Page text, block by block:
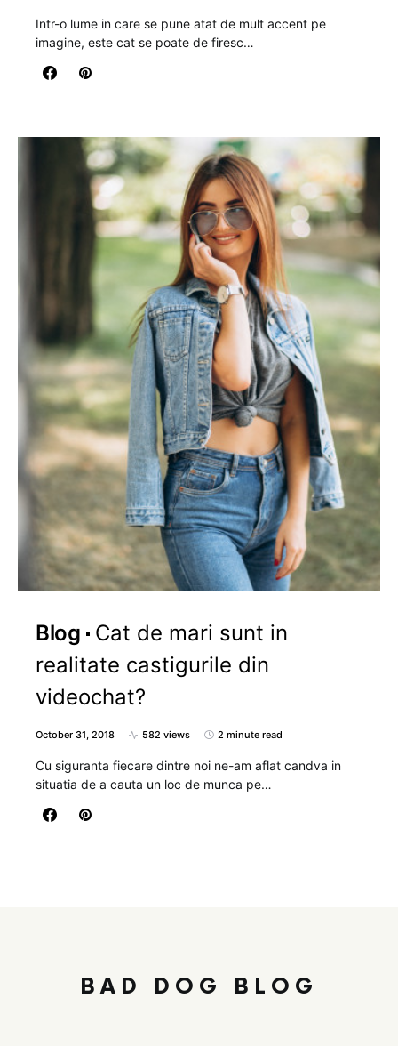
Intr-o lume in care se pune atat de mult accent pe
imagine, este cat se poate de firesc…
Blog
Cat de mari sunt in
realitate castigurile din
videochat?
October 31, 2018 582 views 2 minute read
Cu siguranta fiecare dintre noi ne-am aflat candva in
situatia de a cauta un loc de munca pe…
BAD DOG BLOG